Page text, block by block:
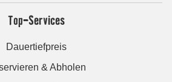
Top-Services
Dauertiefpreis
& Abholen